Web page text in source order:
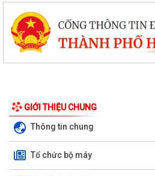
GIỚI THIỆU CHUNG
Thông tin chung
Tổ chức bộ máy